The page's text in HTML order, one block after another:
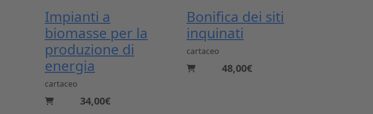
Impianti a
biomasse per la
produzione di
energia
cartaceo
34,00€
Bonifica dei siti
inquinati
cartaceo
48,00€